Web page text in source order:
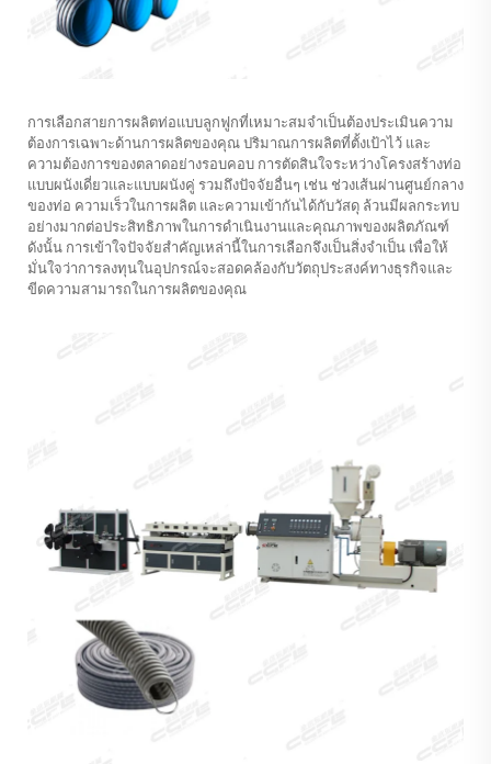
การเลือกสายการผลิตท่อแบบลูกฟูกที่เหมาะสมจำเป็นต้องประเมินความ
ต้องการเฉพาะด้านการผลิตของคุณ ปริมาณการผลิตที่ตั้งเป้าไว้ และ
ความต้องการของตลาดอย่างรอบคอบ การตัดสินใจระหว่างโครงสร้างท่อ
แบบผนังเดี่ยวและแบบผนังคู่ รวมถึงปัจจัยอื่นๆ เช่น ช่วงเส้นผ่านศูนย์กลาง
ของท่อ ความเร็วในการผลิต และความเข้ากันได้กับวัสดุ ล้วนมีผลกระทบ
อย่างมากต่อประสิทธิภาพในการดำเนินงานและคุณภาพของผลิตภัณฑ์
ดังนั้น การเข้าใจปัจจัยสำคัญเหล่านี้ในการเลือกจึงเป็นสิ่งจำเป็น เพื่อให้
มั่นใจว่าการลงทุนในอุปกรณ์จะสอดคล้องกับวัตถุประสงค์ทางธุรกิจและ
ขีดความสามารถในการผลิตของคุณ